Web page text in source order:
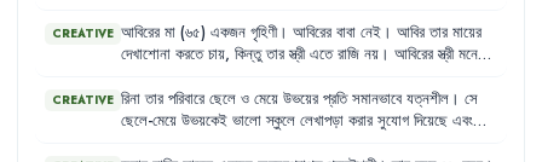
গ্রামের কিছু যুবক মনে করে, বৃদ্ধ বয়সে তার পক্ষে এসব কাজ করা সম্ভব
নয়।
CREATIVE আবিরের মা (৬৫) একজন গৃহিণী। আবিরের বাবা নেই । আবির তার মায়ের
দেখাশোনা করতে চায়, কিন্তু তার স্ত্রী এতে রাজি নয় । আবিরের স্ত্রী মনে
CREATIVE রিনা তার পরিবারে ছেলে ও মেয়ে উভয়ের প্রতি সমানভাবে যত্নশীল । সে
ছেলে-মেয়ে উভয়কেই ভালো স্কুলে লেখাপড়া করার সুযোগ দিয়েছে এবং